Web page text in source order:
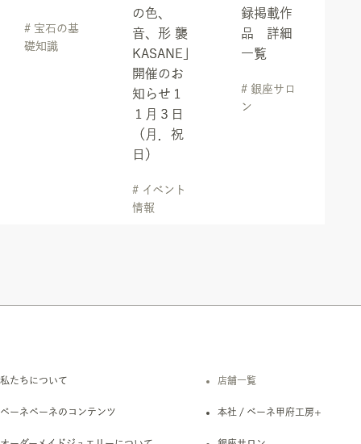
# 宝石の基
礎知識
の色、
音、形 襲
KASANE」
開催のお
知らせ１
１月３日
（月．祝
日）
# イベント
情報
録掲載作
品 詳細
一覧
# 銀座サロ
ン
私たちについて
ベーネベーネのコンテンツ
店舗一覧
本社 / ベーネ甲府工房+